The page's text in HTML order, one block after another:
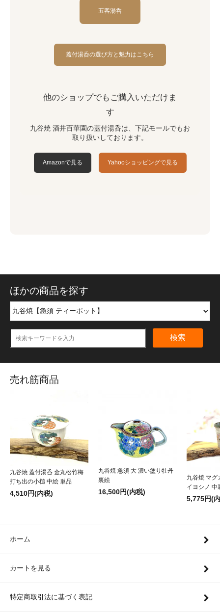
五客湯呑
蓋付湯呑の選び方と魅力はこちら
他のショップでもご購入いただけま
す
九谷焼 酒井百華園の蓋付湯呑は、下記モールでもお
取り扱いしております。
Amazonで見る Yahooショッピングで見る
ほかの商品を探す
検索
売れ筋商品
九谷焼 蓋付湯呑 金丸松竹梅
打ち出の小槌 中絵 単品
4,510円(内税)
九谷焼 急須 大 濃い塗り牡丹
裏絵
16,500円(内税)
九谷焼 マグ
イヨシノ 中
5,775円(
ホーム
カートを見る
特定商取引法に基づく表記